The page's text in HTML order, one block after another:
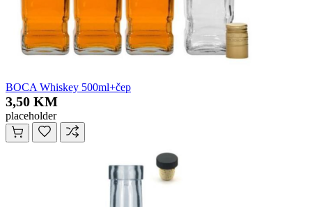
BOCA Whiskey 500ml+čep
3,50 KM
placeholder